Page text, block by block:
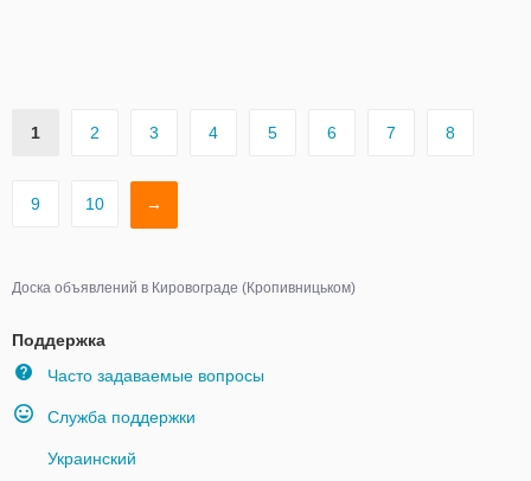
1 2 3 4 5 6 7 8
9 10 →
Доска объявлений в Кировограде (Кропивницьком)
Поддержка
Часто задаваемые вопросы
Служба поддержки
Украинский